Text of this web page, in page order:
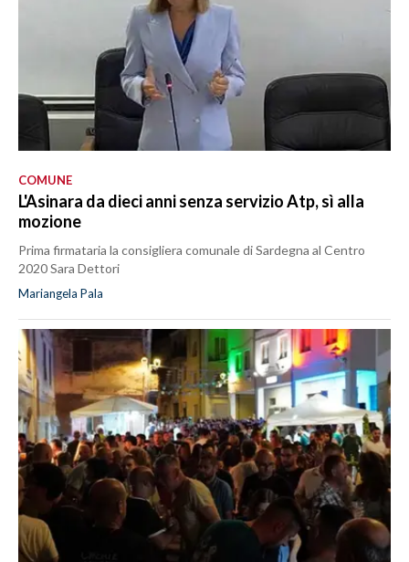
COMUNE
L'Asinara da dieci anni senza servizio Atp, sì alla
mozione
Prima firmataria la consigliera comunale di Sardegna al Centro
2020 Sara Dettori
Mariangela Pala